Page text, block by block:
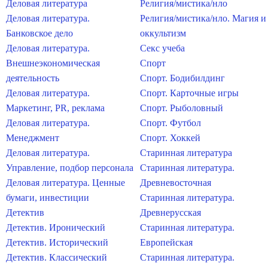
Деловая литература
Деловая литература.
Банковское дело
Деловая литература.
Внешнеэкономическая
деятельность
Деловая литература.
Маркетинг, PR, реклама
Деловая литература.
Менеджмент
Деловая литература.
Управление, подбор персонала
Деловая литература. Ценные
бумаги, инвестиции
Детектив
Детектив. Иронический
Детектив. Исторический
Детектив. Классический
Религия/мистика/нло
Религия/мистика/нло. Магия и
оккультизм
Секс учеба
Спорт
Спорт. Бодибилдинг
Спорт. Карточные игры
Спорт. Рыболовный
Спорт. Футбол
Спорт. Хоккей
Старинная литература
Старинная литература.
Древневосточная
Старинная литература.
Древнерусская
Старинная литература.
Европейская
Старинная литература.